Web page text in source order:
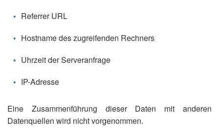
Referrer URL
Hostname des zugreifenden Rechners
Uhrzeit der Serveranfrage
IP-Adresse
Eine Zusammenführung dieser Daten mit anderen
Datenquellen wird nicht vorgenommen.